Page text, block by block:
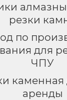
резки
по
для
ЧПУ
каменная
аренды